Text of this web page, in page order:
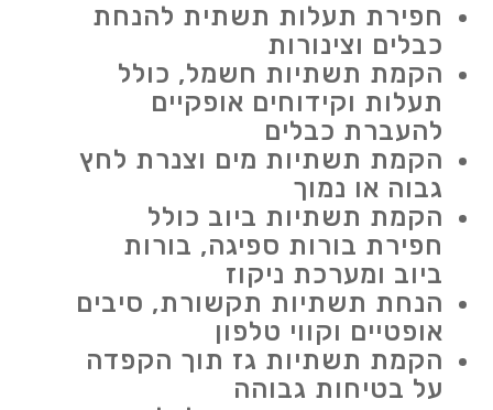
חפירת תעלות תשתית להנחת
כבלים וצינורות
הקמת תשתיות חשמל, כולל
תעלות וקידוחים אופקיים
להעברת כבלים
הקמת תשתיות מים וצנרת לחץ
גבוה או נמוך
הקמת תשתיות ביוב כולל
חפירת בורות ספיגה, בורות
ביוב ומערכת ניקוז
הנחת תשתיות תקשורת, סיבים
אופטיים וקווי טלפון
הקמת תשתיות גז תוך הקפדה
על בטיחות גבוהה